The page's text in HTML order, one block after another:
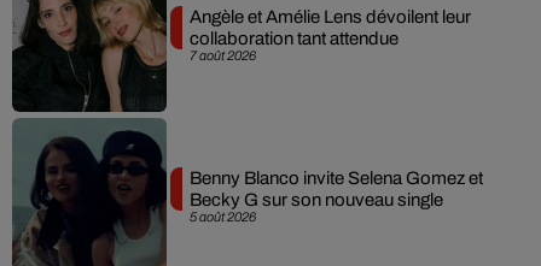
7 août 2026
Angèle et Amélie Lens dévoilent leur
collaboration tant attendue
5 août 2026
Benny Blanco invite Selena Gomez et
Becky G sur son nouveau single